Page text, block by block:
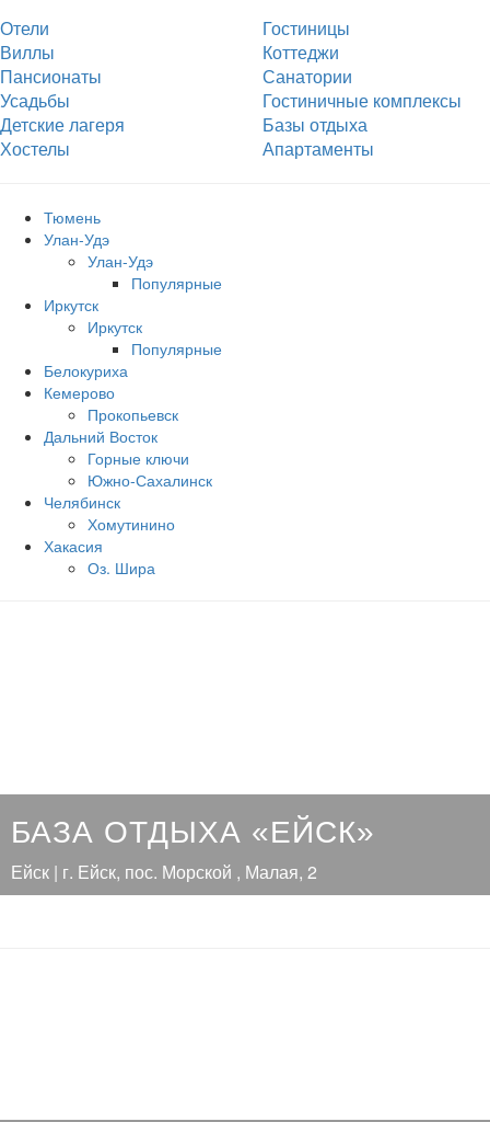
Отели
Гостиницы
Виллы
Коттеджи
Пансионаты
Санатории
Усадьбы
Гостиничные комплексы
Детские лагеря
Базы отдыха
Хостелы
Апартаменты
Тюмень
Улан-Удэ
Улан-Удэ
Популярные
Иркутск
Иркутск
Популярные
Белокуриха
Кемерово
Прокопьевск
Дальний Восток
Горные ключи
Южно‐Сахалинск
Челябинск
Хомутинино
Хакасия
Оз. Шира
БАЗА ОТДЫХА «ЕЙСК»
Ейск | г. Ейск, пос. Морской , Малая, 2